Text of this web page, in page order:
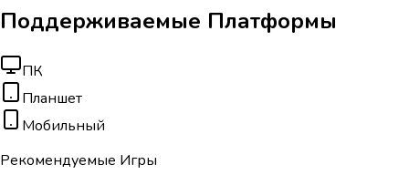
Поддерживаемые Платформы
ПК
Планшет
Мобильный
Рекомендуемые Игры